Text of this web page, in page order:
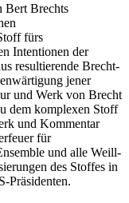
Bert Brechts
fürs
Intentionen der
resultierende Brecht-
jener
und Werk von Brecht
dem komplexen Stoff
und Kommentar
für
und alle Weill-
des Stoffes in
Präsidenten.